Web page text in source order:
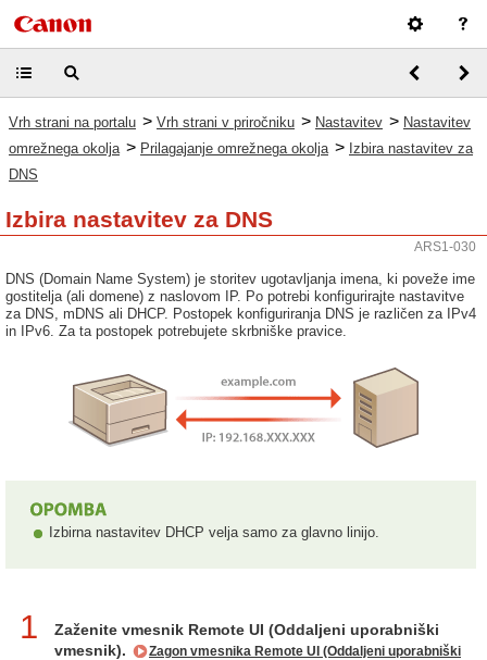
Vrh strani na portalu > Vrh strani v priročniku > Nastavitev > Nastavitev
omrežnega okolja > Prilagajanje omrežnega okolja > Izbira nastavitev za
DNS
Izbira nastavitev za DNS
ARS1-030
DNS (Domain Name System) je storitev ugotavljanja imena, ki poveže ime
gostitelja (ali domene) z naslovom IP. Po potrebi konfigurirajte nastavitve
za DNS, mDNS ali DHCP. Postopek konfiguriranja DNS je različen za IPv4
in IPv6. Za ta postopek potrebujete skrbniške pravice.
Izbirna nastavitev DHCP velja samo za glavno linijo.
1
Zaženite vmesnik Remote UI (Oddaljeni uporabniški
vmesnik).
Zagon vmesnika Remote UI (Oddaljeni uporabniški